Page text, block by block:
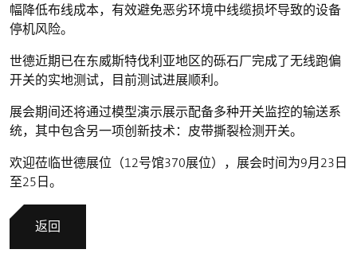
幅降低布线成本，有效避免恶劣环境中线缆损坏导致的设备
停机风险。
世德近期已在东威斯特伐利亚地区的砾石厂完成了无线跑偏
开关的实地测试，目前测试进展顺利。
展会期间还将通过模型演示展示配备多种开关监控的输送系
统，其中包含另一项创新技术：皮带撕裂检测开关。
欢迎莅临世德展位（12号馆370展位），展会时间为9月23日
至25日。
返回